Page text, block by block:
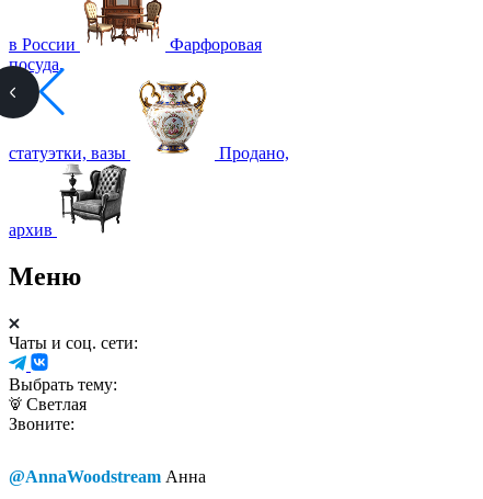
в России
Фарфоровая
посуда,
статуэтки, вазы Продано,
архив
Меню
Чаты и соц. сети:
Выбрать тему:
Светлая
Звоните:
@AnnaWoodstream Анна